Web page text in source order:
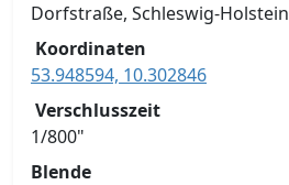
Dorfstraße, Schleswig-Holstein
Koordinaten
53.948594, 10.302846
Verschlusszeit
1/800"
Blende